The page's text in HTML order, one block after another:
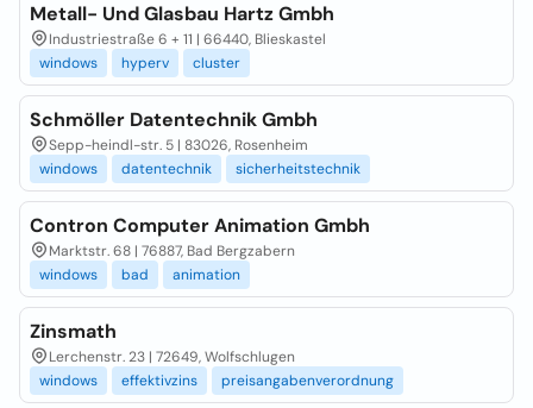
Metall- Und Glasbau Hartz Gmbh
Industriestraße 6 + 11 | 66440, Blieskastel
windows
hyperv cluster
Schmöller Datentechnik Gmbh
Sepp-heindl-str. 5 | 83026, Rosenheim
windows
datentechnik sicherheitstechnik
Contron Computer Animation Gmbh
Marktstr. 68 | 76887, Bad Bergzabern
windows
bad animation
Zinsmath
Lerchenstr. 23 | 72649, Wolfschlugen
windows
effektivzins preisangabenverordnung